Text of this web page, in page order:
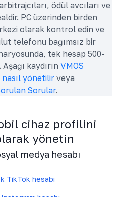
ödül avcıları ve
PC üzerinden birden
olarak kontrol edin ve
telefonu bağımsız bir
tek hesap 500-
kaydırın VMOS
yönetilir veya
Sorular.
cihaz profilini
yönetin
medya hesabı
TikTok hesabı